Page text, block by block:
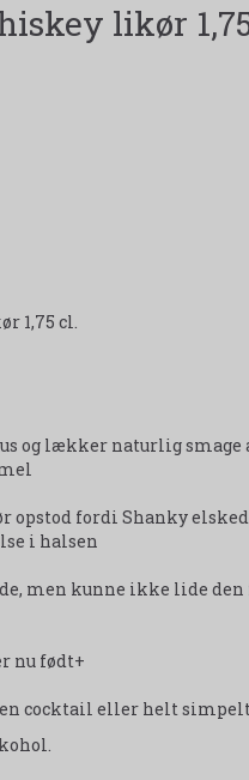
likør
1,75 cl.
og lækker naturlig smage
fordi Shanky
i halsen
men kunne ikke lide den
nu født+
cocktail eller helt